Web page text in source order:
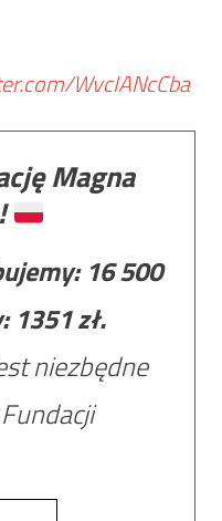
WvcIANcCba
Magna
16 500
1351zł.
niezbędne